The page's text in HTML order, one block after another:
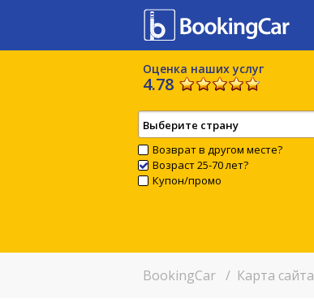
Оценка наших услуг
4.78
Выберите страну
Возврат в другом месте?
Возраст 25-70 лет?
Купон/промо
BookingCar / Карта сайта